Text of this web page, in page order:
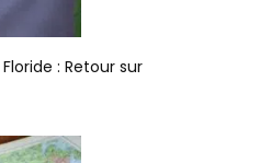
: Retour sur